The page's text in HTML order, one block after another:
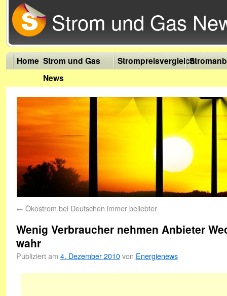
Strom und Gas
Home Strom und Gas
News
Strompreisvergleich
← Ökostrom bei Deutschen immer beliebter
Wenig Verbraucher nehmen Anbieter
wahr
Publiziert am 4. Dezember 2010 von Energienews